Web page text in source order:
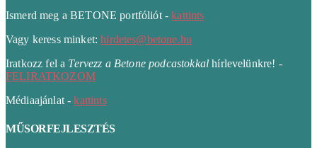
Ismerd meg a BETONE portfóliót -kattints
Vagy keress minket:hirdetes@betone.hu
Iratkozz fel a Tervezz a Betone podcastokkal hírlevelünkre! -
FELIRATKOZOM
Médiaajánlat -kattints
MŰSORFEJLESZTÉS